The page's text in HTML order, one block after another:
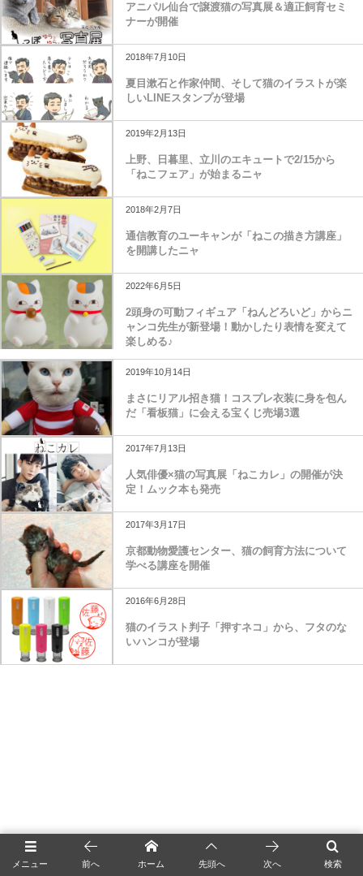
アニパル仙台で譲渡猫の写真展＆適正飼育セミ
ナーが開催
2018年7月10日
夏目漱石と作家仲間、そして猫のイラストが楽
しいLINEスタンプが登場
2019年2月13日
上野、日暮里、立川のエキュートで2/15から
「ねこフェア」が始まるニャ
2018年2月7日
通信教育のユーキャンが「ねこの描き方講座」
を開講したニャ
2022年6月5日
2頭身の可動フィギュア「ねんどろいど」からニ
ャンコ先生が新登場！動かしたり表情を変えて
楽しめる♪
2019年10月14日
まさにリアル招き猫！コスプレ衣装に身を包ん
だ「看板猫」に会える宝くじ売場3選
2017年7月13日
人気俳優×猫の写真展「ねこカレ」の開催が決
定！ムック本も発売
2017年3月17日
京都動物愛護センター、猫の飼育方法について
学べる講座を開催
2016年6月28日
猫のイラスト判子「押すネコ」から、フタのな
いハンコが登場
メニュー 検索
前へ ホーム 先頭へ 次へ